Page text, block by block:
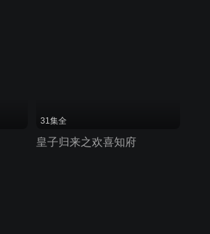
31集全
皇子归来之欢喜知府